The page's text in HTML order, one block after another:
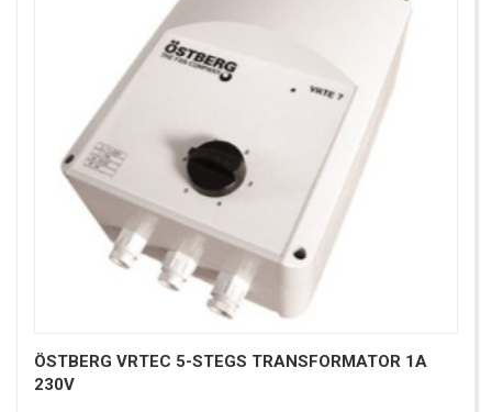
ÖSTBERG VRTEC 5-STEGS TRANSFORMATOR 1A
230V